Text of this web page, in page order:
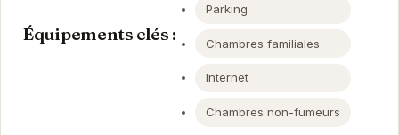
Équipements clés :
Parking
Chambres familiales
Internet
Chambres non-fumeurs